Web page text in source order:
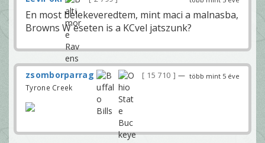
En most belekeveredtem, mint maci a malnasba,
Browns W eseten is a KCvel jatszunk?
több mint 5 éve
zsomborparrag 15 710
—
Tyrone Creek